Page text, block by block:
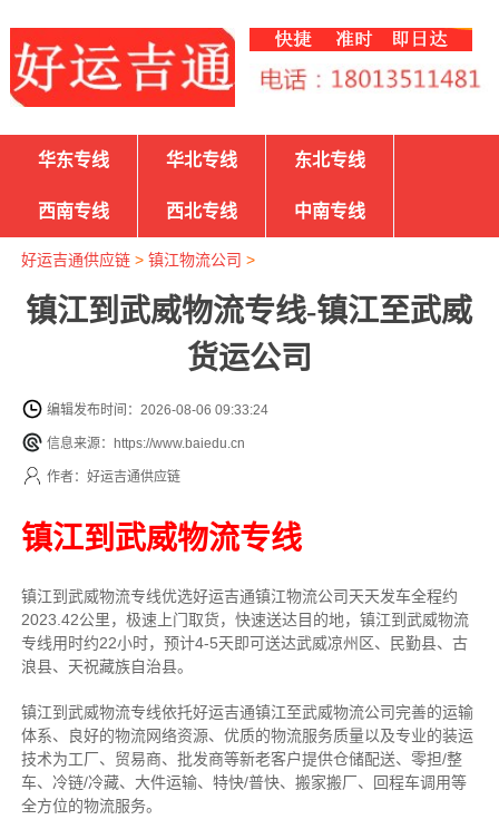
华东专线 华北专线 东北专线
西南专线 西北专线 中南专线
好运吉通供应链> 镇江物流公司 >
镇江到武威物流专线-镇江至武威
货运公司
编辑发布时间：2026-08-06 09:33:24
信息来源：https://www.baiedu.cn
作者：好运吉通供应链
镇江到武威物流专线
镇江到武威物流专线优选好运吉通镇江物流公司天天发车全程约
2023.42公里， 极速上门取货，快速送达目的地，镇江到武威物流
专线用时约22小时，预计4-5天即可送达武威凉州区、民勤县、古
浪县、天祝藏族自治县。
镇江到武威物流专线依托好运吉通镇江至武威物流公司完善的运输
体系、良好的物流网络资源、优质的物流服务质量以及专业的装运
技术为工厂、贸易商、批发商等新老客户提供仓储配送、零担/整
车、冷链/冷藏、大件运输、特快/普快、搬家搬厂、回程车调用等
全方位的物流服务。